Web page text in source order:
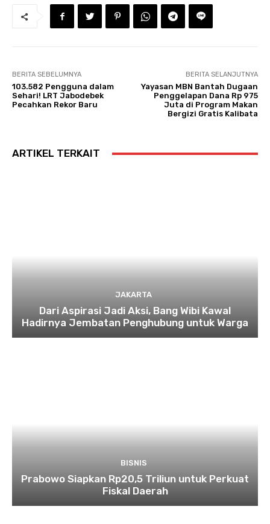
BERITA SEBELUMNYA
103.582 Pengguna dalam
Sehari! LRT Jabodebek
Pecahkan Rekor Baru
BERITA SELANJUTNYA
Yayasan MBN Bantah Dugaan
Penggelapan Dana Rp 975
Juta di Program Makan
Bergizi Gratis Kalibata
ARTIKEL TERKAIT
JAKARTA
Dari Aspirasi Jadi Aksi, Bang Wibi Kawal
Hadirnya Jembatan Penghubung untuk Warga
BISNIS
Prabowo Siapkan Rp20,5 Triliun untuk Perkuat
Fiskal Daerah